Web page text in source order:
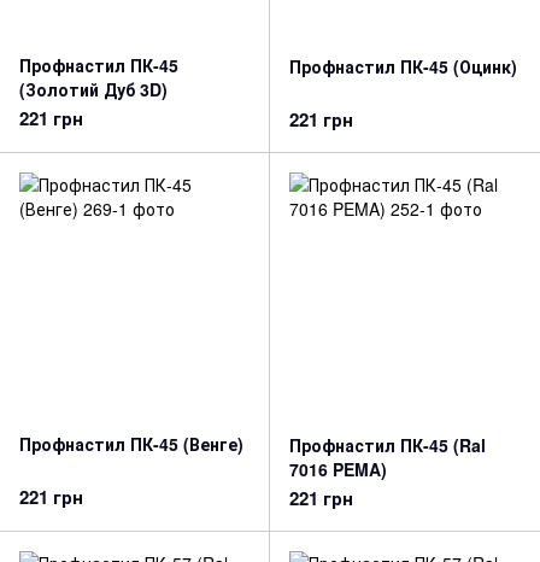
Профнастил ПК-45
(Золотий Дуб 3D)
221 грн
Профнастил ПК-45 (Оцинк)
221 грн
Профнастил ПК-45 (Венге)
221 грн
Профнастил ПК-45 (Ral
7016 PEMA)
221 грн